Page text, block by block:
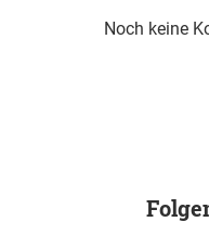
Noch keine